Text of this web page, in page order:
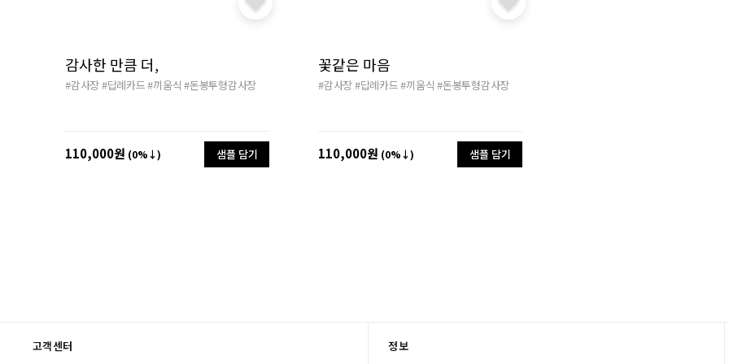
감사한 만큼 더,
#감사장#답례카드#끼움식 #돈봉투형감사장
110,000원 (0%↓) 샘플 담기
꽃같은 마음
#감사장#답례카드#끼움식 #돈봉투형감사장
110,000원 (0%↓) 샘플 담기
고객센터
정보